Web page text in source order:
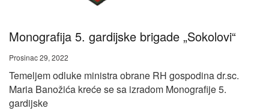
Monografija 5. gardijske brigade „Sokolovi“
Prosinac 29, 2022
Temeljem odluke ministra obrane RH gospodina dr.sc.
Maria Banožića kreće se sa izradom Monografije 5.
gardijske